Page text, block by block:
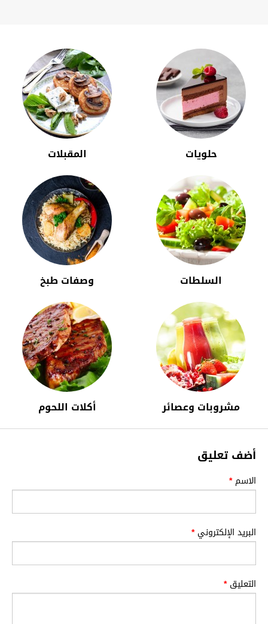
حلويات المقبلات
السلطات وصفات طبخ
مشروبات وعصائر أكلات اللحوم
أضف تعليق
الاسم*
البريد الإلكتروني*
التعليق*